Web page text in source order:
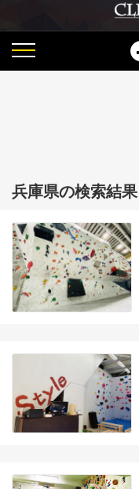
兵庫県の検索結果